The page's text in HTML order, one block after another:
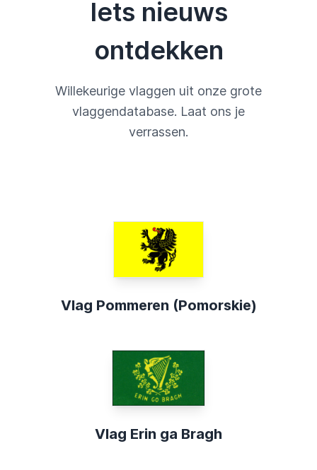
Iets nieuws
ontdekken
Willekeurige vlaggen uit onze grote
vlaggendatabase. Laat ons je
verrassen.
Vlag Pommeren (Pomorskie)
Vlag Erin ga Bragh